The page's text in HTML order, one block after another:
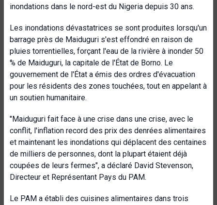
inondations dans le nord-est du Nigeria depuis 30 ans.
Les inondations dévastatrices se sont produites lorsqu'un
barrage près de Maiduguri s'est effondré en raison de
pluies torrentielles, forçant l'eau de la rivière à inonder 50
% de Maiduguri, la capitale de l'État de Borno. Le
gouvernement de l'État a émis des ordres d'évacuation
pour les résidents des zones touchées, tout en appelant à
un soutien humanitaire.
"Maiduguri fait face à une crise dans une crise, avec le
conflit, l'inflation record des prix des denrées alimentaires
et maintenant les inondations qui déplacent des centaines
de milliers de personnes, dont la plupart étaient déjà
coupées de leurs fermes", a déclaré David Stevenson,
Directeur et Représentant Pays du PAM.
Le PAM a établi des cuisines alimentaires dans trois